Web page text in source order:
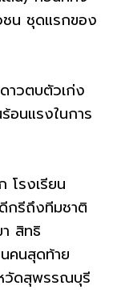
ชน ชุดแรกของ
วตบตัวเก่ง
อนแรงในการ
โรงเรียน
กรีถึงทีมชาติ
สิทธิ
คนสุดท้าย
วัดสุพรรณบุรี